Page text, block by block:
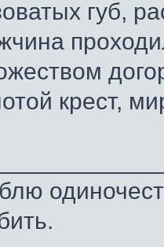
губ,
крест,